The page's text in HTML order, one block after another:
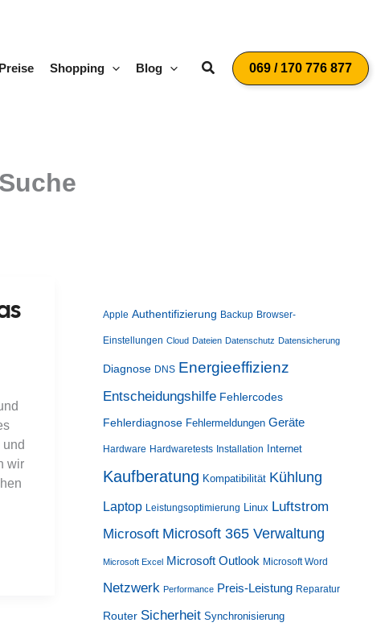
Preise Shopping Blog Suchen069 / 170 776 877
wir
Apple Authentifizierung Backup Browser-
Einstellungen Cloud Dateien Datenschutz Datensicherung
Diagnose DNS Energieeffizienz
Entscheidungshilfe Fehlercodes
Fehlerdiagnose Fehlermeldungen Geräte
Hardware Hardwaretests Installation Internet
Kaufberatung Kompatibilität Kühlung
Laptop Leistungsoptimierung Linux Luftstrom
Microsoft Microsoft 365 Verwaltung
Microsoft Excel Microsoft Outlook Microsoft Word
Netzwerk Performance Preis-Leistung Reparatur
Router Sicherheit Synchronisierung